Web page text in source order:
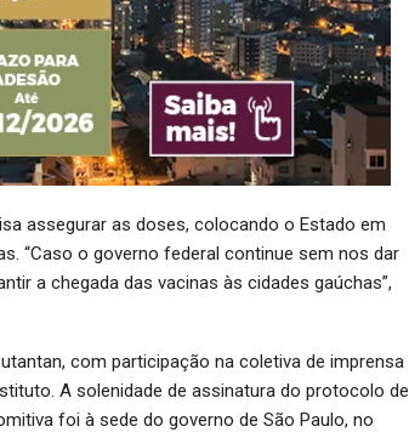
assegurar as doses, colocando o Estado em
“Caso o governo federal continue sem nos dar
a chegada das vacinas às cidades gaúchas”,
com participação na coletiva de imprensa
A solenidade de assinatura do protocolo de
foi à sede do governo de São Paulo, no